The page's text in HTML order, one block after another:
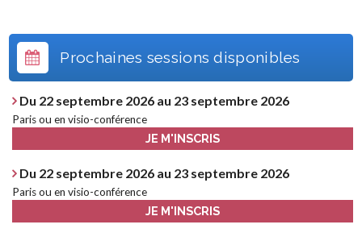
Prochaines sessions disponibles
Du 22 septembre 2026 au 23 septembre 2026
Paris ou en visio-conférence
JE M'INSCRIS
Du 22 septembre 2026 au 23 septembre 2026
Paris ou en visio-conférence
JE M'INSCRIS